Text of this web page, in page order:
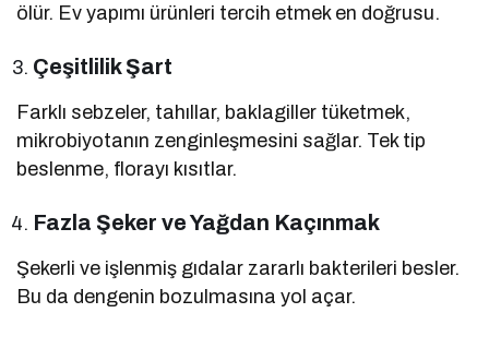
ölür. Ev yapımı ürünleri tercih etmek en doğrusu.
Çeşitlilik Şart
Farklı sebzeler, tahıllar, baklagiller tüketmek,
mikrobiyotanın zenginleşmesini sağlar. Tek tip
beslenme, florayı kısıtlar.
Fazla Şeker ve Yağdan Kaçınmak
Şekerli ve işlenmiş gıdalar zararlı bakterileri besler.
Bu da dengenin bozulmasına yol açar.